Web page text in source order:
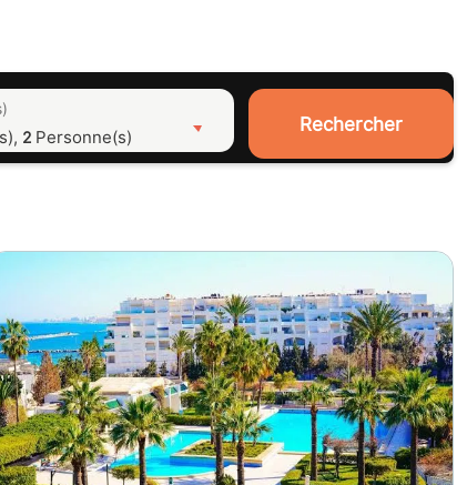
2 Personne(s)
Rechercher